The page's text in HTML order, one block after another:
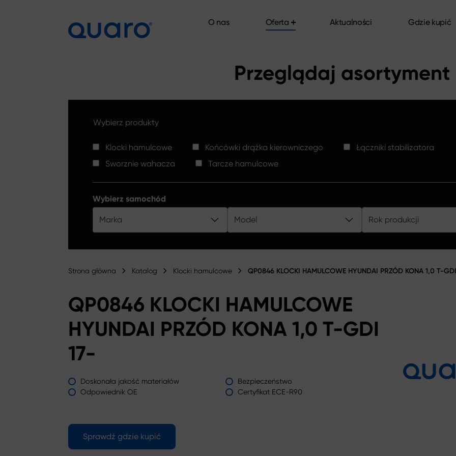
O nas
Oferta
Aktualności
Gdzie kupić
Przeglądaj asortyment
Wybierz produkty
Klocki hamulcowe Końcówki drążka kierowniczego
Łączniki stabilizatora
Sworznie wahacza
Tarcze hamulcowe
Wybierz samochód
Marka Model Rok produkcji
Strona główna Katalog Klocki hamulcowe QP0846 KLOCKI HAMULCOWE HYUNDAI PRZÓD KONA 1,0 T-
QP0846 KLOCKI HAMULCOWE
HYUNDAI PRZÓD KONA 1,0 T-GDI
17-
Doskonała jakość materiałów
Bezpieczeństwo
Odpowiednik OE
Certyfikat ECE-R90
Sprawdź gdzie kupić